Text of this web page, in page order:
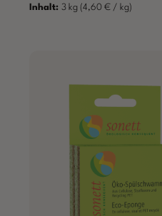
Inhalt: 3 kg (4,60 € / kg)